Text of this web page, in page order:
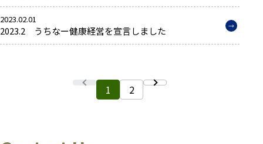
2023.02.01
2023.2 うちなー健康経営を宣言しました
前へ 現在のページ
1 2 次へ